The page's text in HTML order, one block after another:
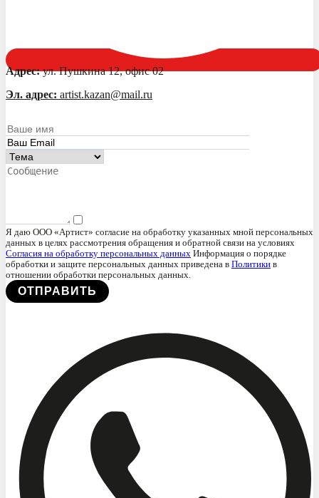
Адрес:ул. Пушкина 12, офис 02
Эл. адрес: artist.kazan@mail.ru
Я даю ООО «Артист» согласие на обработку указанных мной персональных
данных в целях рассмотрения обращения и обратной связи на условиях
Согласия на обработку персональных данных Информация о порядке
обработки и защите персональных данных приведена в Политики в
отношении обработки персональных данных.